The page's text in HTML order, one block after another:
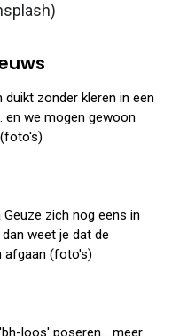
duikt zonder kleren in een
en we mogen gewoon
zich nog eens in
weet je dat de
afgaan (foto's)
loos' poseren... meer